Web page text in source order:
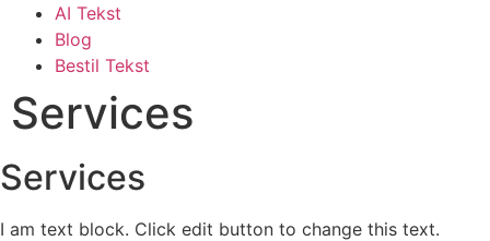
AI Tekst
Blog
Bestil Tekst
Services
Services
I am text block. Click edit button to change this text.